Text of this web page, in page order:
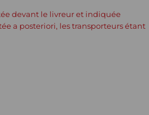
devant le livreur et indiquée
a posteriori, les transporteurs étant